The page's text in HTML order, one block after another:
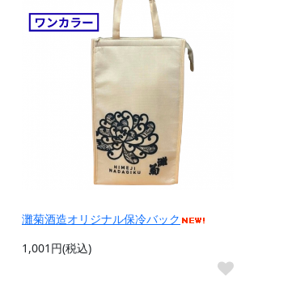
灘菊酒造オリジナル保冷バック
1,001円(税込)